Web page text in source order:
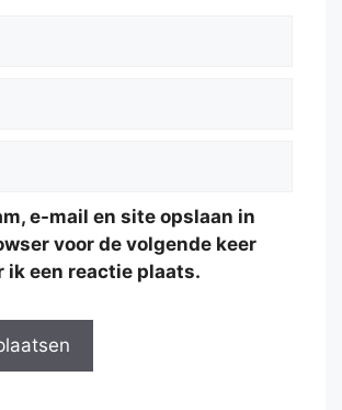
e-mail en site opslaan in
voor de volgende keer
ik een reactie plaats.